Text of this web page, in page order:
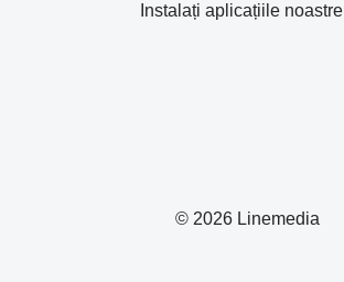
© 2026 Linemedia
Instalați aplicațiile noastre